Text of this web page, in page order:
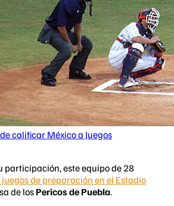
calificar México a Juegos
participación, este equipo de 28
juegos de preparación en el Estadio
de losPericos de Puebla.